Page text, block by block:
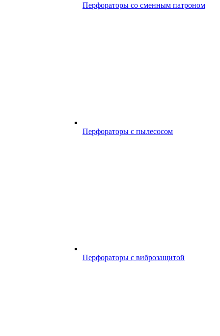
Перфораторы со сменным патроном
Перфораторы с пылесосом
Перфораторы с виброзащитой